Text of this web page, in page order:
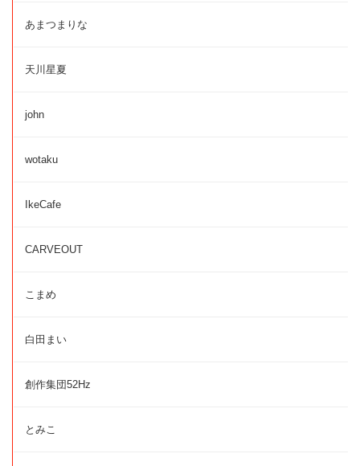
あまつまりな
天川星夏
john
wotaku
IkeCafe
CARVEOUT
こまめ
白田まい
創作集団52Hz
とみこ